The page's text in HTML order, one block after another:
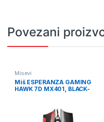
Povezani
Misevi
Miš ESPERANZA GAMING
HAWK 7D MX401, BLACK-